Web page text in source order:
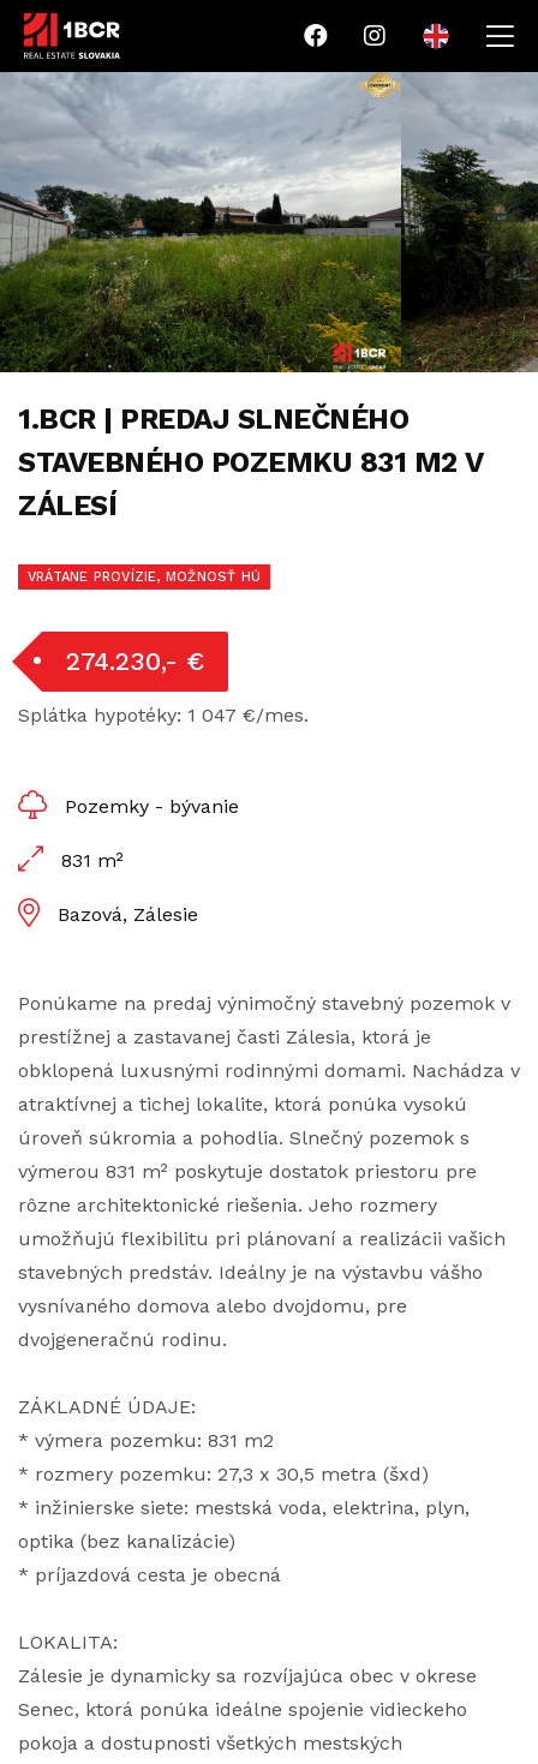
1.BCR | PREDAJ SLNEČNÉHO
STAVEBNÉHO POZEMKU 831 M2 V
ZÁLESÍ
VRÁTANE PROVÍZIE, MOŽNOSŤ HÚ
274.230,- €
Splátka hypotéky: 1 047 €/mes.
Pozemky - bývanie
831 m²
Bazová, Zálesie
Ponúkame na predaj výnimočný stavebný pozemok v
prestížnej a zastavanej časti Zálesia, ktorá je
obklopená luxusnými rodinnými domami. Nachádza v
atraktívnej a tichej lokalite, ktorá ponúka vysokú
úroveň súkromia a pohodlia. Slnečný pozemok s
výmerou 831 m² poskytuje dostatok priestoru pre
rôzne architektonické riešenia. Jeho rozmery
umožňujú flexibilitu pri plánovaní a realizácii vašich
stavebných predstáv. Ideálny je na výstavbu vášho
vysnívaného domova alebo dvojdomu, pre
dvojgeneračnú rodinu.
ZÁKLADNÉ ÚDAJE:
* výmera pozemku: 831 m2
* rozmery pozemku: 27,3 x 30,5 metra (šxd)
* inžinierske siete: mestská voda, elektrina, plyn,
optika (bez kanalizácie)
* príjazdová cesta je obecná
LOKALITA:
Zálesie je dynamicky sa rozvíjajúca obec v okrese
Senec, ktorá ponúka ideálne spojenie vidieckeho
pokoja a dostupnosti všetkých mestských